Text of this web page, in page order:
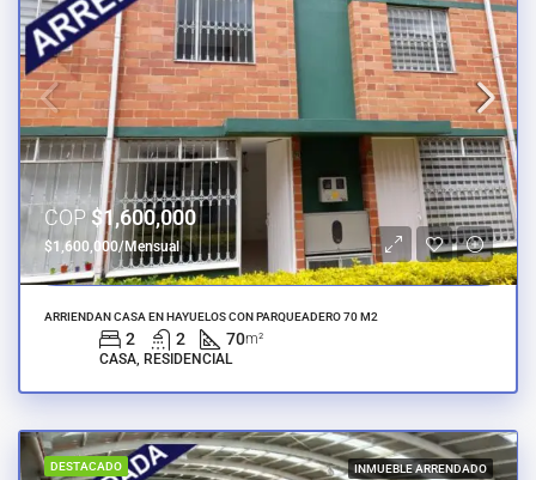
COP$1,600,000
$1,600,000/Mensual
ARRIENDAN CASA EN HAYUELOS CON PARQUEADERO 70 M2
2 2 70m²
CASA, RESIDENCIAL
DESTACADO INMUEBLE ARRENDADO